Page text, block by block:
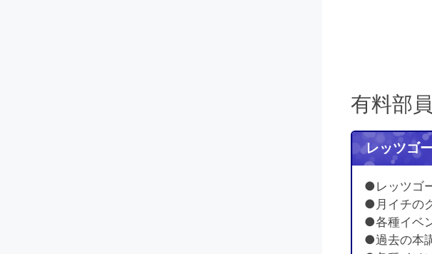
有料部
レッツゴ
●レッツゴ
●月イチの
●各種イベ
●過去の本